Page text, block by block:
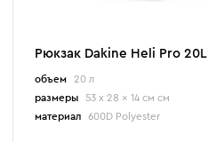
Рюкзак Dakine Heli Pro 20L
объем
20 л
размеры
53 x 28 x 14 см см
материал
600D Polyester